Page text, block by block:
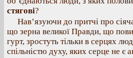
стягові?
Нав’язуючи до притчі про
що зерна великої Правди, що
гурт, зростуть тільки в серцях
спільністю духу, яких серце не є